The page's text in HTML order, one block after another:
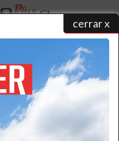
cerrar x